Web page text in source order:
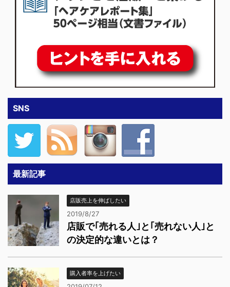
SNS
最新記事
店販売上を伸ばしたい
2019/8/27
店販で｢売れる人｣と｢売れない人｣と
の決定的な違いとは？
購入者率を上げたい